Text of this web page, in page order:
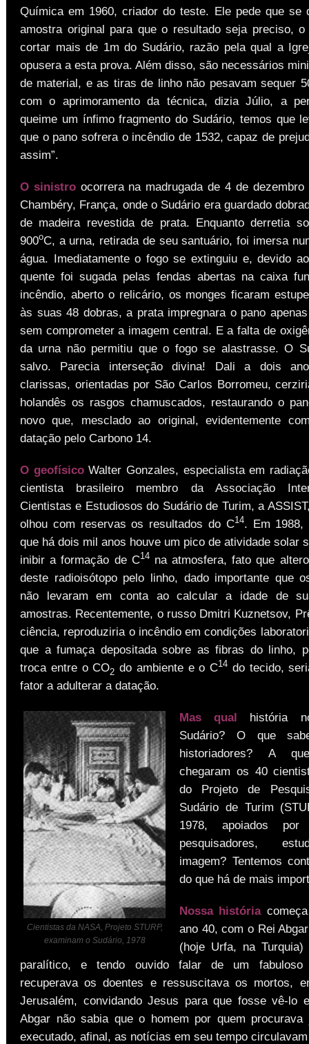
Química em 1960, criador do teste. Ele pede que se
amostra original para que o resultado seja preciso, o
cortar mais de 1m do Sudário, razão pela qual a
opusera a esta prova. Além disso, são necessários
de material, e as tiras de linho não pesavam sequer
com o aprimoramento da técnica, dizia Júlio, a
queime um ínfimo fragmento do Sudário, temos que
que o pano sofrera o incêndio de 1532, capaz de
assim”.
O sinistro ocorrera na madrugada de 4 de dezembro
Chambéry, França, onde o Sudário era guardado
de madeira revestida de prata. Enquanto derretia
900oC, a urna, retirada de seu santuário, foi imersa
água. Imediatamente o fogo se extinguiu e, devido
quente foi sugada pelas fendas abertas na caixa
incêndio, aberto o relicário, os monges ficaram
às suas 48 dobras, a prata impregnara o pano
sem comprometer a imagem central. E a falta de
da urna não permitiu que o fogo se alastrasse. O
salvo. Parecia interseção divina! Dali a dois
clarissas, orientadas por São Carlos Borromeu,
holandês os rasgos chamuscados, restaurando o
novo que, mesclado ao original, evidentemente
datação pelo Carbono 14.
O geofísico Walter Gonzales, especialista em
cientista brasileiro membro da Associação
Cientistas e Estudiosos do Sudário de Turim, a
olhou com reservas os resultados do C14. Em 1988,
que há dois mil anos houve um pico de atividade solar
inibir a formação de C14na atmosfera, fato que
deste radioisótopo pelo linho, dado importante que
não levaram em conta ao calcular a idade de
amostras. Recentemente, o russo Dmitri Kuznetsov,
ciência, reproduziria o incêndio em condições
que a fumaça depositada sobre as fibras do linho,
troca entre o CO2 do ambiente e o C14 do tecido,
fator a adulterar a datação.
Cientistas da NASA, Projeto STURP,
examinam o Sudário, 1978
Mas qual
história
Sudário? O que
historiadores? A
chegaram os 40
do Projeto de
Sudário de Turim
1978, apoiados
pesquisadores,
imagem? Tentemos
do que há de mais
Nossa história
ano 40, com o Rei
(hoje Urfa, na Turquia)
paralítico, e tendo ouvido falar de um fabuloso
recuperava os doentes e ressuscitava os mortos,
Jerusalém, convidando Jesus para que fosse vê-lo
Abgar não sabia que o homem por quem
executado, afinal, as notícias em seu tempo